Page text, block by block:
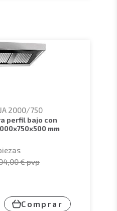
2000/750
mm
€pvp
Comprar